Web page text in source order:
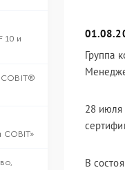
10 и
COBIT»
Группа
28 июля
В